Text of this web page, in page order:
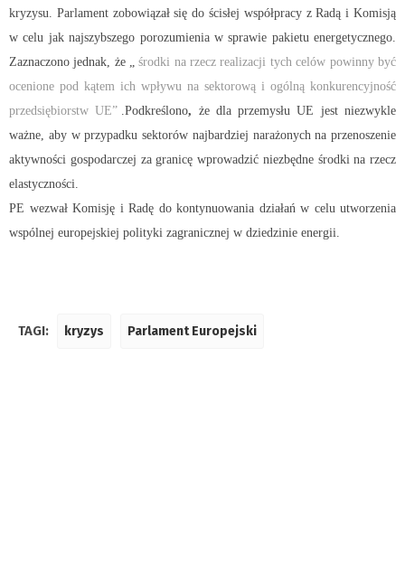
kryzysu. Parlament zobowiązał się do ścisłej współpracy z Radą i Komisją
w celu jak najszybszego porozumienia w sprawie pakietu energetycznego.
Zaznaczono jednak, że „ środki na rzecz realizacji tych celów powinny być
ocenione pod kątem ich wpływu na sektorową i ogólną konkurencyjność
przedsiębiorstw UE” .Podkreślono, że dla przemysłu UE jest niezwykle
ważne, aby w przypadku sektorów najbardziej narażonych na przenoszenie
aktywności gospodarczej za granicę wprowadzić niezbędne środki na rzecz
elastyczności.
PE wezwał Komisję i Radę do kontynuowania działań w celu utworzenia
wspólnej europejskiej polityki zagranicznej w dziedzinie energii.
TAGI: kryzys Parlament Europejski